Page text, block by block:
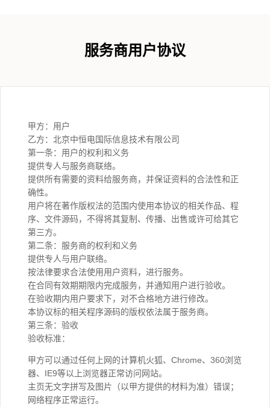
服务商用户协议
甲方：用户
乙方：北京中恒电国际信息技术有限公司
第一条：用户的权利和义务
提供专人与服务商联络。
提供所有需要的资料给服务商，并保证资料的合法性和正
确性。
用户将在著作版权法的范围内使用本协议的相关作品、程
序、文件源码，不得将其复制、传播、出售或许可给其它
第三方。
第二条：服务商的权利和义务
提供专人与用户联络。
按法律要求合法使用用户资料，进行服务。
在合同有效期期限内完成服务，并通知用户进行验收。
在验收期内用户要求下，对不合格地方进行修改。
本协议标的相关程序源码的版权依法属于服务商。
第三条：验收
验收标准：
甲方可以通过任何上网的计算机火狐、Chrome、360浏览
器、IE9等以上浏览器正常访问网站。
主页无文字拼写及图片（以甲方提供的材料为准）错误；
网络程序正常运行。